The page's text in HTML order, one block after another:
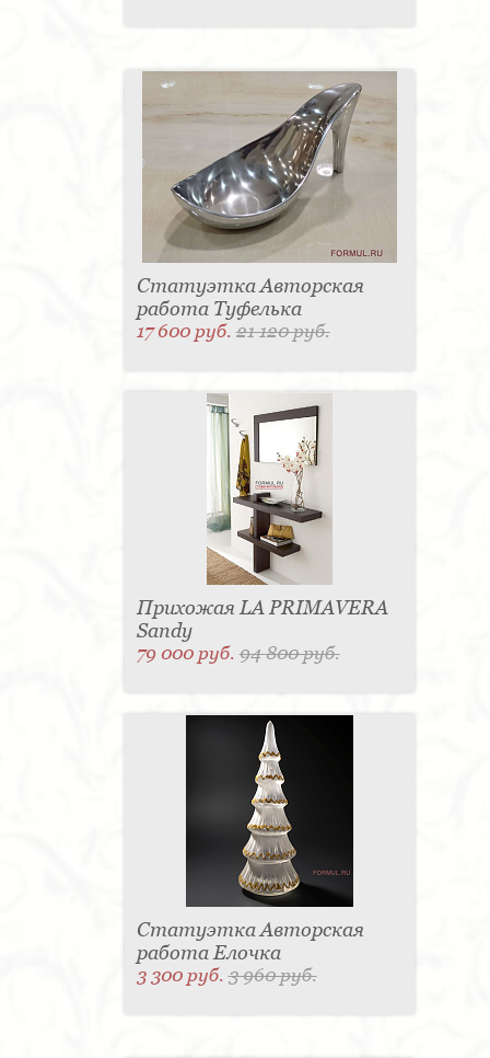
Статуэтка Авторская
работа Туфелька
17 600 руб.21 120 руб.
Прихожая LA PRIMAVERA
Sandy
79 000 руб.94 800 руб.
Статуэтка Авторская
работа Елочка
3 300 руб.3 960 руб.